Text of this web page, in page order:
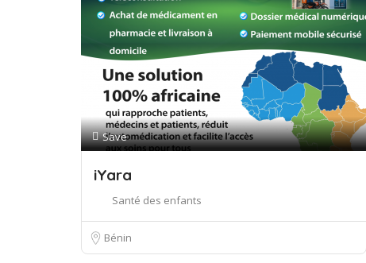
Save
iYara
Santé des enfants
Bénin